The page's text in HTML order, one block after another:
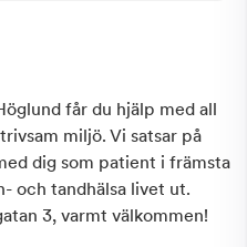
får du hjälp med all
miljö. Vi satsar på
dig som patient i främsta
och tandhälsa livet ut.
3, varmt välkommen!